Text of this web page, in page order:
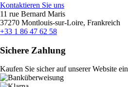
Kontaktieren Sie uns
11 rue Bernard Maris
37270 Montlouis-sur-Loire, Frankreich
+33 1 86 47 62 58
Sichere Zahlung
Kaufen Sie sicher auf unserer Website ein